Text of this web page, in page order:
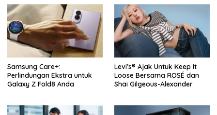
Samsung Care+:
Perlindungan Ekstra untuk
Galaxy Z Fold8 Anda
Levi’s® Ajak Untuk Keep it
Loose Bersama ROSÉ dan
Shai Gilgeous-Alexander